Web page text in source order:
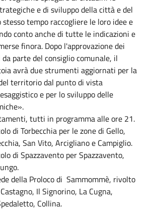
e di sviluppo della città e del
tempo raccogliere le loro idee e
conto anche di tutte le indicazioni e
finora. Dopo l'approvazione dei
parte del consiglio comunale, il
avrà due strumenti aggiornati per la
territorio dal punto di vista
e per lo sviluppo delle
tutti in programma alle ore 21.
di Torbecchia per le zone di Gello,
San Vito, Arcigliano e Campiglio.
di Spazzavento per Spazzavento,
della Proloco di Sammommè, rivolto
Il Signorino, La Cugna,
Collina.